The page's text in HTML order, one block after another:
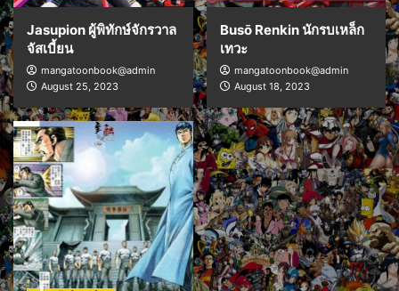
Jasupion ผู้พิทักษ์จักรวาล
จัสเบี้ยน
mangatoonbook@admin
August 25, 2023
Busō Renkin นักรบเหล็ก
เทวะ
mangatoonbook@admin
August 18, 2023